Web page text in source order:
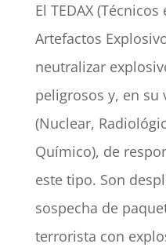
El TEDAX
Artefactos
neutralizar
peligrosos y, en su
(Nuclear,
Químico), de
este tipo. Son
sospecha de
terrorista con